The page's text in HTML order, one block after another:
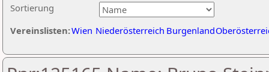
Sortierung
Vereinslisten:Wien Niederösterreich Burgenland